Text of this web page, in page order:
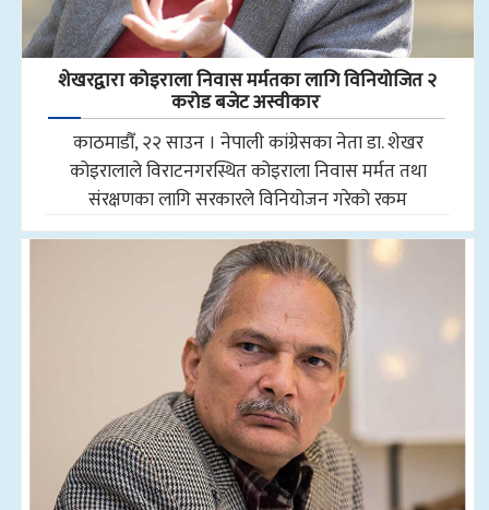
शेखरद्वारा कोइराला निवास मर्मतका लागि विनियोजित २
करोड बजेट अस्वीकार
काठमाडौँ, २२ साउन । नेपाली कांग्रेसका नेता डा. शेखर
कोइरालाले विराटनगरस्थित कोइराला निवास मर्मत तथा
संरक्षणका लागि सरकारले विनियोजन गरेको रकम